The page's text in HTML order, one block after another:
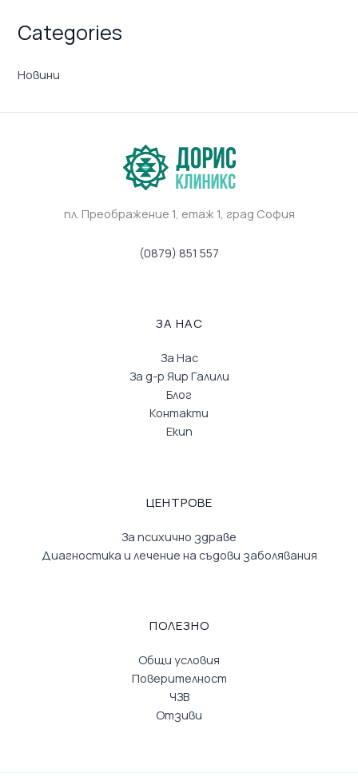
Categories
Новини
пл. Преображение 1, eтаж 1, град София
(0879) 851 557
ЗА НАС
За Нас
За д-р Яир Галили
Блог
Контакти
Екип
ЦЕНТРОВЕ
За психично здраве
Диагностика и лечение на съдови заболявания
ПОЛЕЗНО
Общи условия
Поверителност
ЧЗВ
Отзиви